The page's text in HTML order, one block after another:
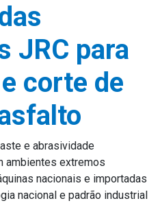
JRC para
corte de
e abrasividade
ambientes extremos
nacionais e importadas
nacional e padrão industrial